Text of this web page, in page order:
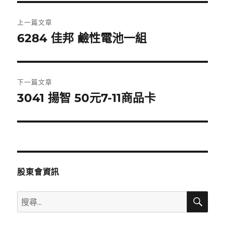
章
覽
上一篇文章
上
篇
文
章:
6284 佳邦 鹼性電池一組
下一篇文章
下
篇
章:
3041 揚智 50元7-11商品卡
股東會資訊
搜
尋
搜